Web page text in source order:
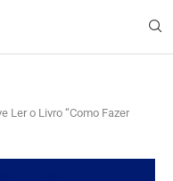
Ler o Livro “Como Fazer